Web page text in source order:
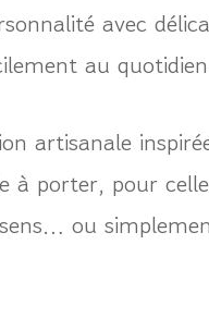
avec
au
artisanale
à porter, pour
ou